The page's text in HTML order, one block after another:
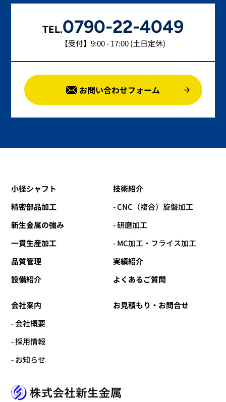
TEL.0790-22-4049
【受付】9:00 - 17:00 (土日定休)
お問い合わせフォーム
小径シャフト
精密部品加工
新生金属の強み
一貫生産加工
品質管理
設備紹介
技術紹介
- CNC（複合）旋盤加工
- 研磨加工
- MC加工・フライス加工
実績紹介
よくあるご質問
会社案内
- 会社概要
- 採用情報
- お知らせ
お見積もり・お問合せ